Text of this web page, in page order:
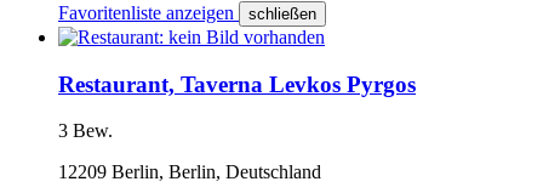
Favoritenliste anzeigen schließen
Restaurant, Taverna Levkos Pyrgos
3 Bew.
12209 Berlin, Berlin, Deutschland